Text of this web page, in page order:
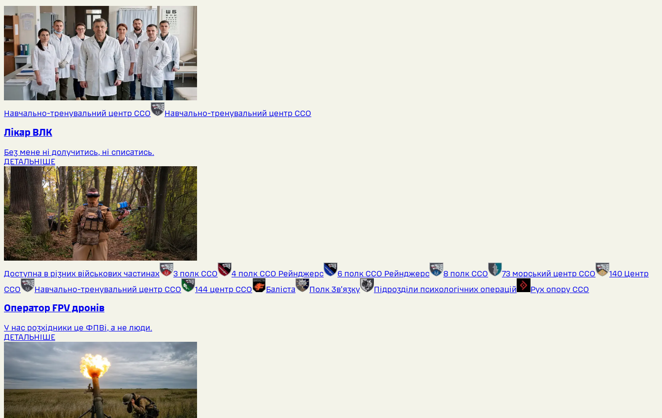
Навчально-тренувальний центр ССО Навчально-тренувальний центр ССО
Лікар ВЛК
Без мене ні долучитись, ні списатись.
ДЕТАЛЬНІШЕ
Доступна в різних військових частинах 3 полк ССО 4 полк ССО Рейнджерс 6 полк ССО Рейнджерс 8 полк ССО 73 морський центр ССО
140 Центр
ССО
Навчально-тренувальний центр ССО 144 центр ССО Баліста Полк Звʼязку Підрозділи психологічних операцій Рух опору ССО
Оператор FPV дронів
У нас розхідники це ФПВі, а не люди.
ДЕТАЛЬНІШЕ